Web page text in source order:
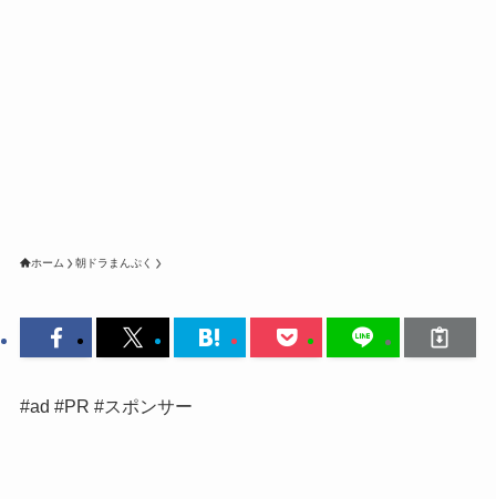
ホーム 朝ドラまんぷく
#ad #PR #スポンサー